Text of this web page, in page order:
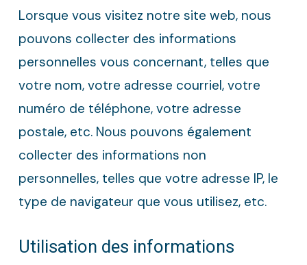
Lorsque vous visitez notre site web, nous
pouvons collecter des informations
personnelles vous concernant, telles que
votre nom, votre adresse courriel, votre
numéro de téléphone, votre adresse
postale, etc. Nous pouvons également
collecter des informations non
personnelles, telles que votre adresse IP, le
type de navigateur que vous utilisez, etc.
Utilisation des informations